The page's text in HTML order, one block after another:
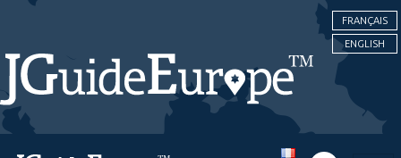
FRANÇAIS
ENGLISH